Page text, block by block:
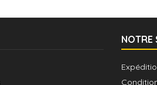
NOTRE